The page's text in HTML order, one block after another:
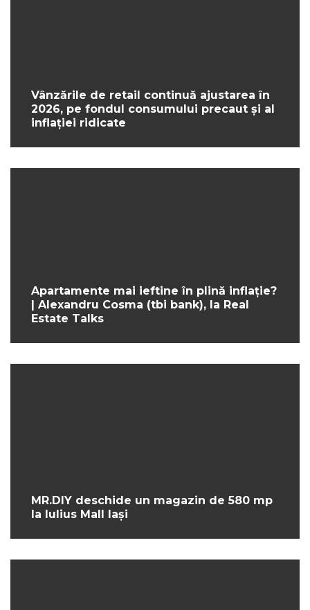
Vânzările de retail continuă ajustarea în
2026, pe fondul consumului precaut și al
inflației ridicate
Apartamente mai ieftine în plină inflație?
| Alexandru Cosma (tbi bank), la Real
Estate Talks
MR.DIY deschide un magazin de 580 mp
la Iulius Mall Iași